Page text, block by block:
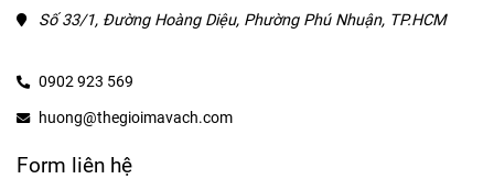
Số 33/1, Đường Hoàng Diệu, Phường Phú Nhuận, TP.HCM
0902 923 569
huong@thegioimavach.com
Form liên hệ